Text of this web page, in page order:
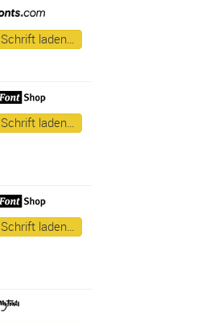
Schrift laden…
Schrift laden…
Schrift laden…